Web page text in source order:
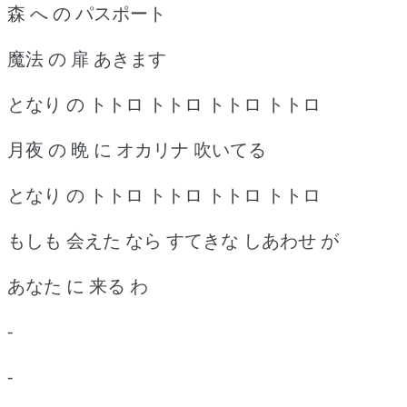
森 へ の パスポート
魔法 の 扉 あきます
となり の トトロ トトロ トトロ トトロ
月夜 の 晩 に オカリナ 吹いてる
となり の トトロ トトロ トトロ トトロ
もしも 会えた なら すてきな しあわせ が
あなた に 来る わ
-
-